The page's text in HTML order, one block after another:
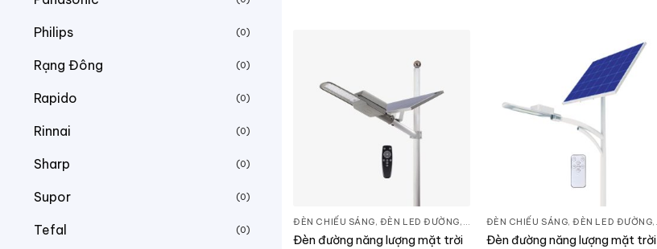
Philips (0)
Rạng Đông (0)
Rapido (0)
Rinnai (0)
Sharp (0)
Supor (0)
Tefal (0)
ĐÈN CHIẾU SÁNG, ĐÈN LED ĐƯỜNG, THIẾT BỊ CHIẾU SÁNG
Đèn đường năng lượng mặt trời
ĐÈN CHIẾU SÁNG,ĐÈN LED ĐƯỜNG,
Đèn đường năng lượng mặt trời